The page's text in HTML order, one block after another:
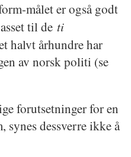
målet er også godt
til de ti
halvt århundre har
av norsk politi (se
forutsetninger for en
dessverre ikke å